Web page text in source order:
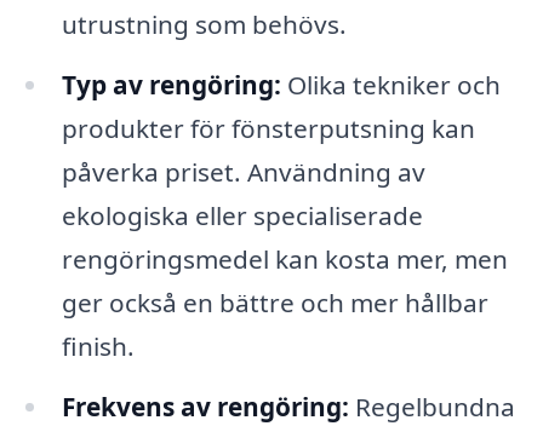
utrustning som behövs.
Typ av rengöring: Olika tekniker och
produkter för fönsterputsning kan
påverka priset. Användning av
ekologiska eller specialiserade
rengöringsmedel kan kosta mer, men
ger också en bättre och mer hållbar
finish.
Frekvens av rengöring: Regelbundna